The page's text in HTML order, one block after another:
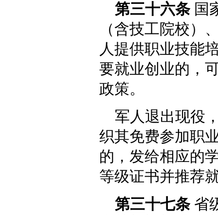
第三十六条国
（含技工院校）
人提供职业技能
要就业创业的，
政策。
军人退出现役
织其免费参加职
的，发给相应的
等级证书并推荐
第三十七条省